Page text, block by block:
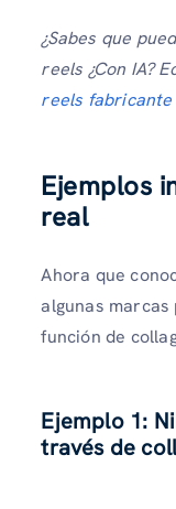
¿Sabes que
reels ¿Con IA?
reels fabricante
Ejemplos
real
Ahora que
algunas
función de
Ejemplo 1:
través de